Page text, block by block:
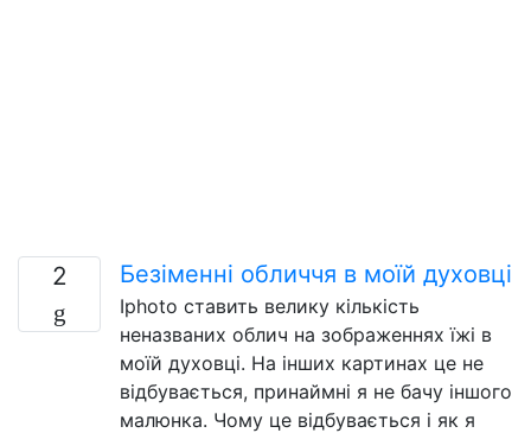
2 Безіменні обличчя в моїй духовці
Iphoto ставить велику кількість
неназваних облич на зображеннях їжі в
моїй духовці. На інших картинах це не
відбувається, принаймні я не бачу іншого
малюнка. Чому це відбувається і як я